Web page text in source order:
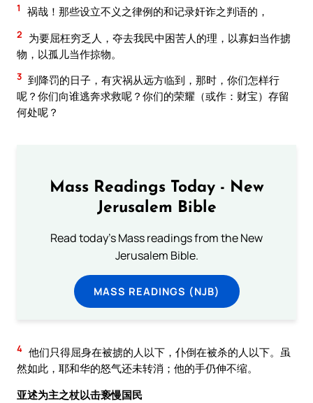
1 祸哉！那些设立不义之律例的和记录奸诈之判语的，
2
为要屈枉穷乏人，夺去我民中困苦人的理，以寡妇当作掳
物，以孤儿当作掠物。
3 到降罚的日子，有灾祸从远方临到，那时，你们怎样行
呢？你们向谁逃奔求救呢？你们的荣耀（或作：财宝）存留
何处呢？
Mass Readings Today - New
Jerusalem Bible
Read today's Mass readings from the New
Jerusalem Bible.
MASS READINGS (NJB)
4 他们只得屈身在被掳的人以下，仆倒在被杀的人以下。虽
然如此，耶和华的怒气还未转消；他的手仍伸不缩。
亚述为主之杖以击亵慢国民